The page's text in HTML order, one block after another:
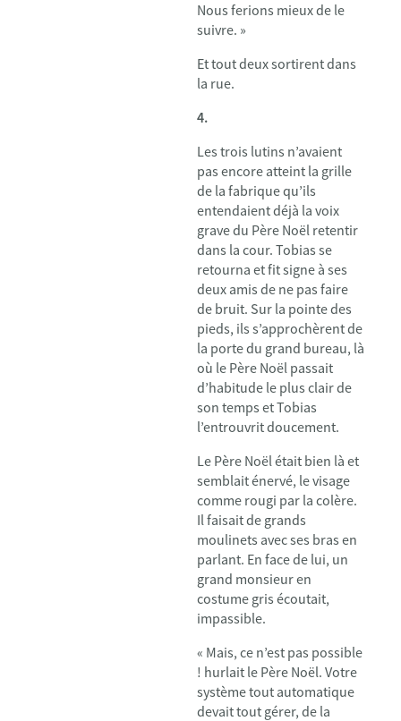
Nous ferions mieux de le
suivre. »
Et tout deux sortirent dans
la rue.
4.
Les trois lutins n’avaient
pas encore atteint la grille
de la fabrique qu’ils
entendaient déjà la voix
grave du Père Noël retentir
dans la cour. Tobias se
retourna et fit signe à ses
deux amis de ne pas faire
de bruit. Sur la pointe des
pieds, ils s’approchèrent de
la porte du grand bureau, là
où le Père Noël passait
d’habitude le plus clair de
son temps et Tobias
l’entrouvrit doucement.
Le Père Noël était bien là et
semblait énervé, le visage
comme rougi par la colère.
Il faisait de grands
moulinets avec ses bras en
parlant. En face de lui, un
grand monsieur en
costume gris écoutait,
impassible.
« Mais, ce n’est pas possible
! hurlait le Père Noël. Votre
système tout automatique
devait tout gérer, de la